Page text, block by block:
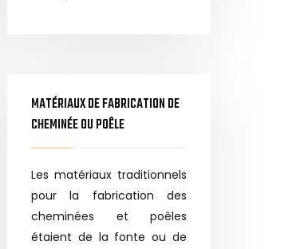
MATÉRIAUX DE FABRICATION DE
CHEMINÉE OU POÊLE
Les matériaux traditionnels
pour la fabrication des
cheminées et poêles
étaient de la fonte ou de